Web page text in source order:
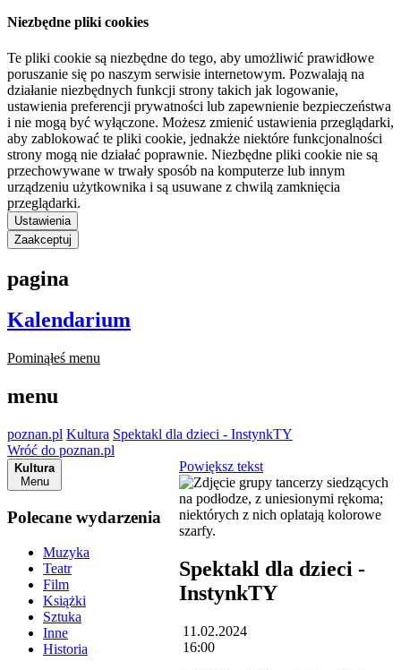
Niezbędne pliki cookies
Te pliki cookie są niezbędne do tego, aby umożliwić prawidłowe
poruszanie się po naszym serwisie internetowym. Pozwalają na
działanie niezbędnych funkcji strony takich jak logowanie,
ustawienia preferencji prywatności lub zapewnienie bezpieczeństwa
i nie mogą być wyłączone. Możesz zmienić ustawienia przeglądarki,
aby zablokować te pliki cookie, jednakże niektóre funkcjonalności
strony mogą nie działać poprawnie. Niezbędne pliki cookie nie są
przechowywane w trwały sposób na komputerze lub innym
urządzeniu użytkownika i są usuwane z chwilą zamknięcia
przeglądarki.
Ustawienia
Zaakceptuj
pagina
Kalendarium
Pominąłeś menu
menu
poznan.pl Kultura Spektakl dla dzieci - InstynkTY
Wróć do poznan.pl
Kultura
Menu
Polecane wydarzenia
Muzyka
Teatr
Film
Książki
Sztuka
Inne
Historia
Powiększ tekst
Spektakl dla dzieci -
InstynkTY
11.02.2024
16:00